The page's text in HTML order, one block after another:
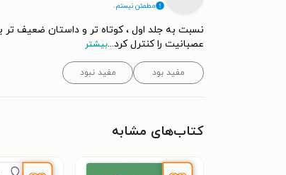
مطمئن نیستم.
نسبت به جلد اول ، کوتاه تر و داستان ضعیف
عصبانیت را کنترل کرد...بیشتر
مفید بود مفید نبود
کتاب‌های مشابه